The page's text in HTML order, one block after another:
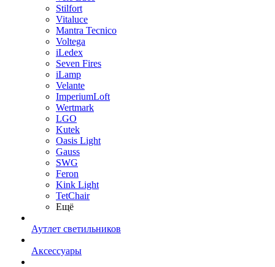
Stilfort
Vitaluce
Mantra Tecnico
Voltega
iLedex
Seven Fires
iLamp
Velante
ImperiumLoft
Wertmark
LGO
Kutek
Oasis Light
Gauss
SWG
Feron
Kink Light
TetСhair
Ещё
Аутлет светильников
Аксессуары